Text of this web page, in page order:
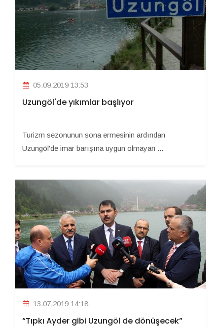
05.09.2019 13:53
Uzungöl'de yıkımlar başlıyor
Turizm sezonunun sona ermesinin ardından
Uzungöl'de imar barışına uygun olmayan ...
13.07.2019 14:18
“Tıpkı Ayder gibi Uzungöl de dönüşecek”